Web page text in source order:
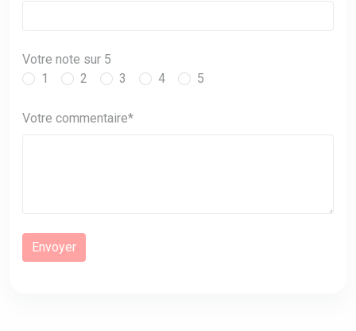
Votre note sur 5
1
2 3 4 5
Votre commentaire*